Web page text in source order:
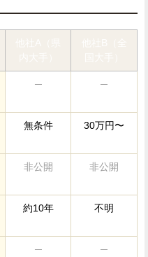
─ ─
無条件 30万円〜
非公開 非公開
約10年 不明
─ ─